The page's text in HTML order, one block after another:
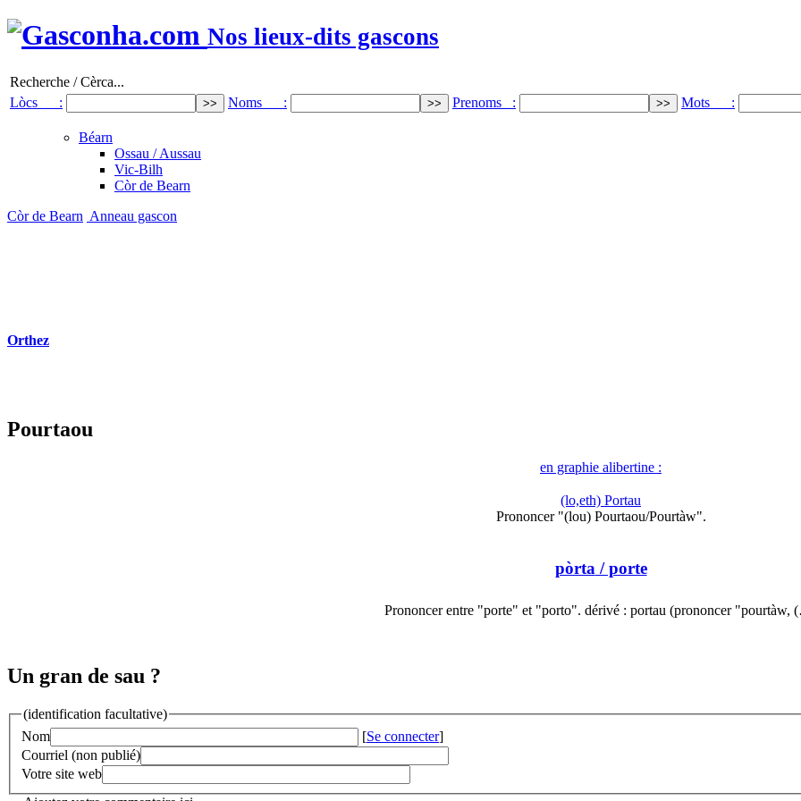
Nos lieux-dits gascons
Recherche / Cèrca...
Lòcs :
Noms : Prenoms : Mots :
Béarn
Ossau / Aussau
Vic-Bilh
Còr de Bearn
Còr de Bearn Anneau gascon
Orthez
Pourtaou
en graphie alibertine :
(lo,eth) Portau
Prononcer "(lou) Pourtaou/Pourtàw".
pòrta / porte
Prononcer entre "porte" et "porto". dérivé : portau (prononcer "pourtàw,
Un gran de sau ?
(identification facultative)
Nom
[Se connecter]
Courriel (non publié)
Votre site web